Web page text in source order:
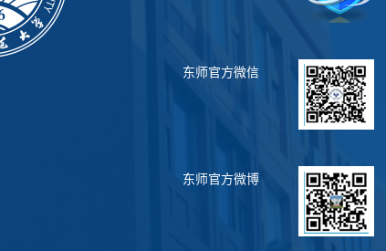
东师官方微信
东师官方微博